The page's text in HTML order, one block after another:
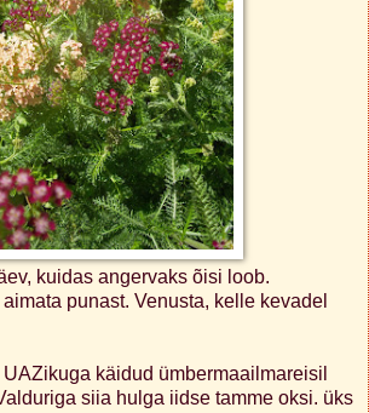
kuidas angervaks õisi loob.
punast. Venusta, kelle kevadel
käidud ümbermaailmareisil
siia hulga iidse tamme oksi. üks